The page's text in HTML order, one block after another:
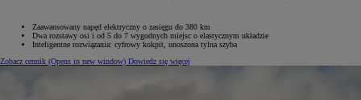
Zaawansowany napęd elektryczny o zasięgu do 380 km
Dwa rozstawy osi i od 5 do 7 wygodnych miejsc o elastycznym układzie
Inteligentne rozwiązania: cyfrowy kokpit, unoszona tylna szyba
Zobacz cennik (Opens in new window) Dowiedz się więcej